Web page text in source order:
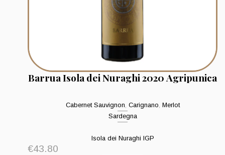
Barrua Isola dei Nuraghi 2020 Agripunica
Cabernet Sauvignon, Carignano, Merlot
Sardegna
Isola dei Nuraghi IGP
€43.80